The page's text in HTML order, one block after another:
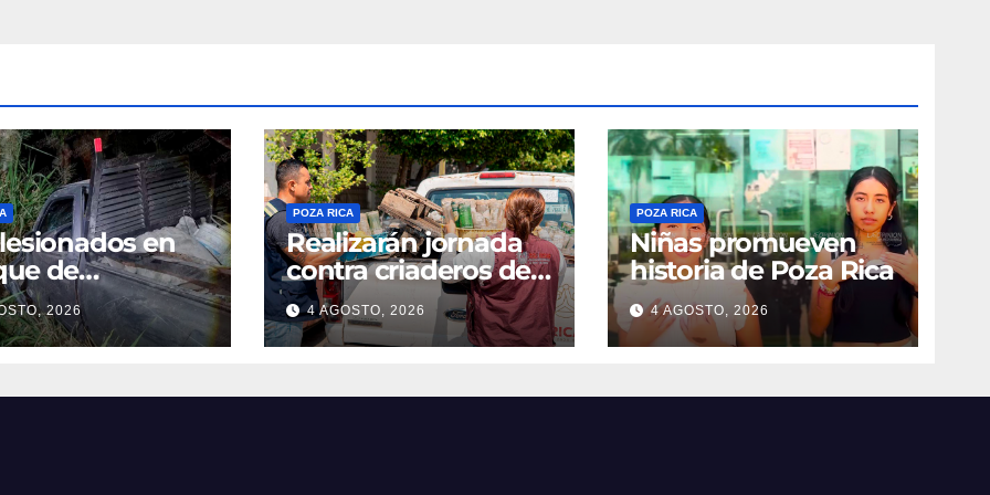
en
de
2026
POZA RICA
Realizarán jornada
contra criaderos del
dengue
4 AGOSTO, 2026
POZA RICA
Niñas promueven
historia de Poza Rica
4 AGOSTO, 2026